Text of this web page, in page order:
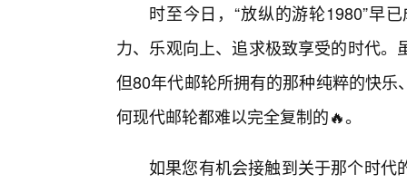
时至今日，“放纵的游轮1980”早
力、乐观向上、追求极致享受的时代
但80年代邮轮所拥有的那种纯粹的快
何现代邮轮都难以完全复制的🔥。
如果您有机会接触到关于那个时代